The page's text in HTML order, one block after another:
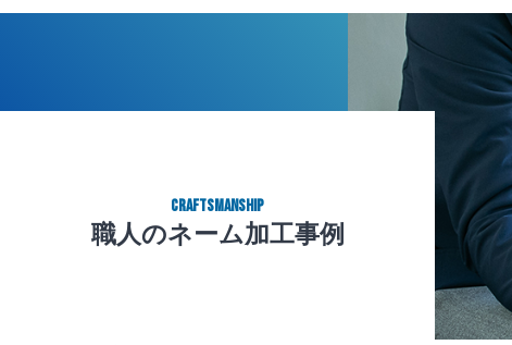
職人のネーム加工事例
CRAFTSMANSHIP